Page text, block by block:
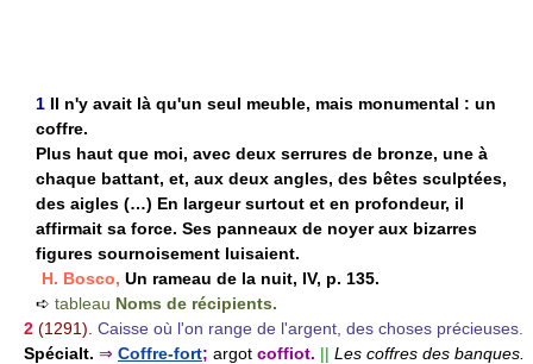
1 Il n'y avait là qu'un seul meuble, mais monumental : un
coffre.
Plus haut que moi, avec deux serrures de bronze, une à
chaque battant, et, aux deux angles, des bêtes sculptées,
des aigles (…) En largeur surtout et en profondeur, il
affirmait sa force. Ses panneaux de noyer aux bizarres
figures sournoisement luisaient.
H. Bosco, Un rameau de la nuit, IV, p. 135.
➪ tableau Noms de récipients.
2 (1291). Caisse où l'on range de l'argent, des choses précieuses.
Spécialt. ⇒ Coffre-fort; argot coffiot. || Les coffres des banques.